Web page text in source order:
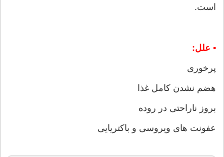
است.
▪ علل:
پرخوری
هضم نشدن کامل غذا
بروز ناراحتی در روده
عفونت های ویروسی و باکتریایی